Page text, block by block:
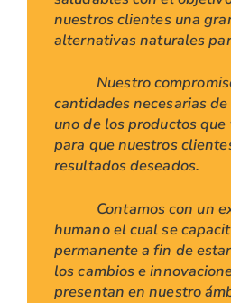
nuestros clientes una
alternativas naturales
Nuestro
cantidades necesarias
uno de los productos
para que nuestros
resultados deseados.
Contamos con un
humano el cual se
permanente a fin de
los cambios e
presentan en nuestro